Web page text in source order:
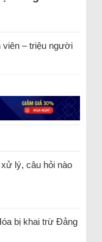
viên – triệu người
lý, câu hỏi nào
bị khai trừ Đảng